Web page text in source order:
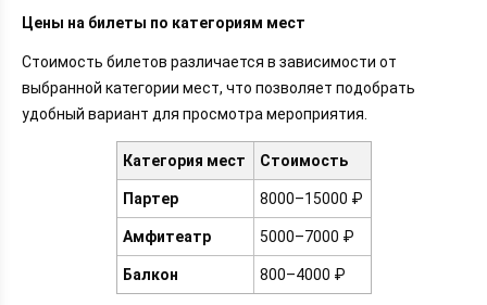
Цены на билеты по категориям мест
Стоимость билетов различается в зависимости от
выбранной категории мест, что позволяет подобрать
удобный вариант для просмотра мероприятия.
Категория мест Стоимость
Партер 8000–15000 ₽
Амфитеатр 5000–7000 ₽
Балкон 800–4000 ₽